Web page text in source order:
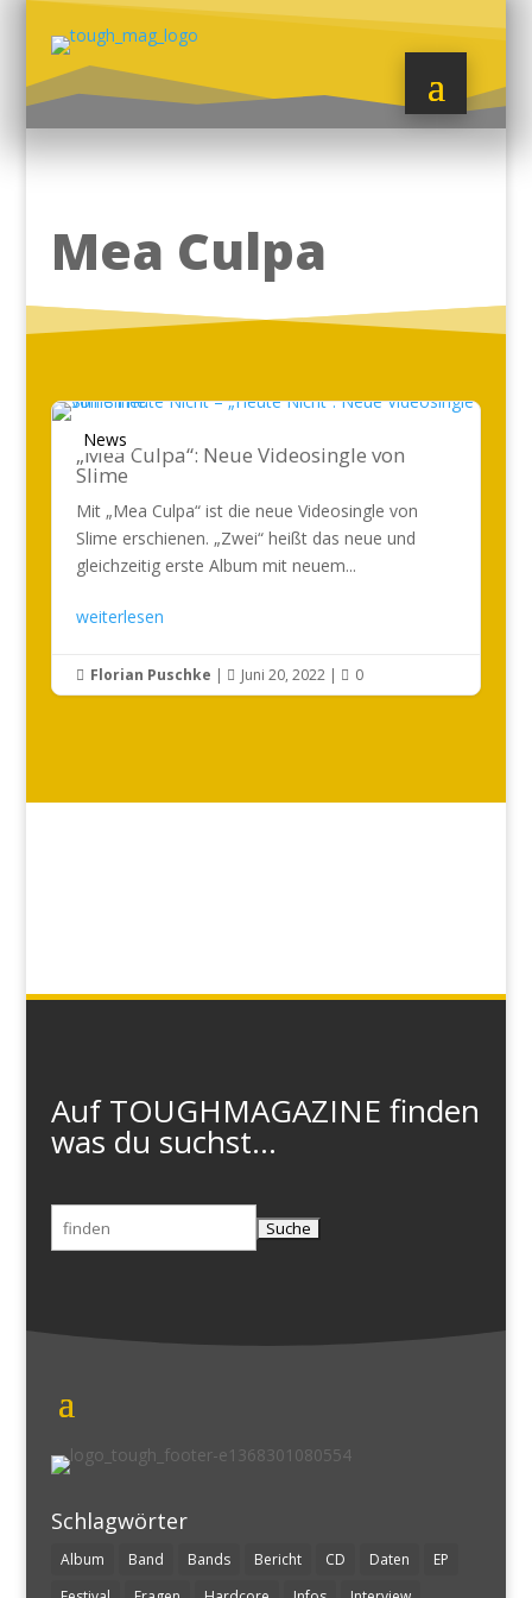
Mea Culpa
News
„Mea Culpa“: Neue Videosingle von
Slime
Mit „Mea Culpa“ ist die neue Videosingle von
Slime erschienen. „Zwei“ heißt das neue und
gleichzeitig erste Album mit neuem...
weiterlesen
 Florian Puschke |  Juni 20, 2022|  0
Auf TOUGHMAGAZINE finden
was du suchst...
Suchen
nach:
Schlagwörter
Album Band Bands Bericht CD Daten
EP